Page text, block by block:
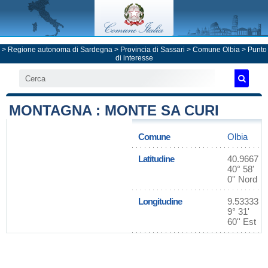
> Regione autonoma di Sardegna> Provincia di Sassari > Comune Olbia> Punto
di interesse
MONTAGNA : MONTE SA CURI
Comune Olbia
Latitudine
40.9667
40° 58'
0'' Nord
Longitudine
9.53333
9° 31'
60'' Est